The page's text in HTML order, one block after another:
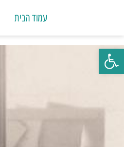
פתח סרגל נגישות
עמוד הבית